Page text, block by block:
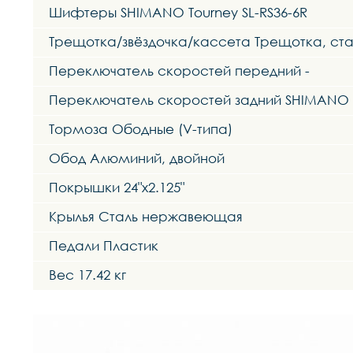
Шифтеры SHIMANO Tourney SL-RS36-6R
Трещотка/звёздочка/кассета Трещотка,
Переключатель скоростей передний -
Переключатель скоростей задний SHIMANO
Тормоза Ободные (V-типа)
Обод Алюминий, двойной
Покрышки 24"x2.125"
Крылья Сталь нержавеющая
Педали Пластик
Вес 17.42 кг